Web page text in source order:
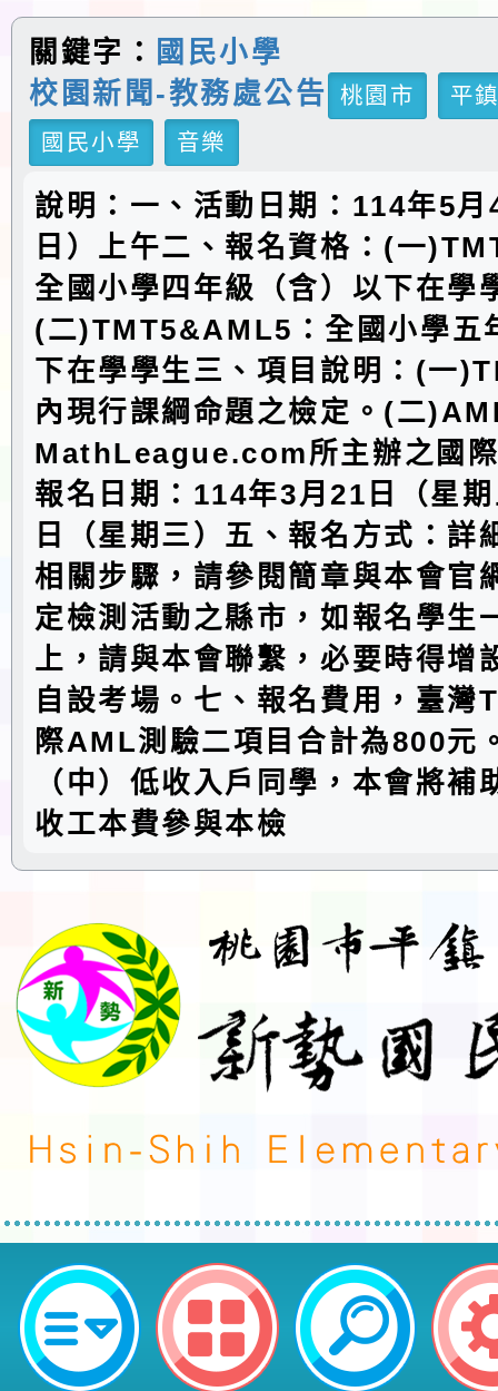
關鍵字：
國民小學
校園新聞-教務處公告
桃園市
平
國民小學
音樂
說明：一、活動日期：114年5月
日）上午二、報名資格：(一
全國小學四年級（含）以下在學
(二)TMT5&AML5：全國小學五
下在學學生三、項目說明：(一
內現行課綱命題之檢定。(二
MathLeague.com所主辦之國
報名日期：114年3月21日（星
日（星期三）五、報名方式：詳
相關步驟，請參閱簡章與本會官
定檢測活動之縣市，如報名學生
上，請與本會聯繫，必要時得增
自設考場。七、報名費用，臺灣
際AML測驗二項目合計為800元
（中）低收入戶同學，本會將補
收工本費參與本檢
neilctes網站設計者：徐嘉裕